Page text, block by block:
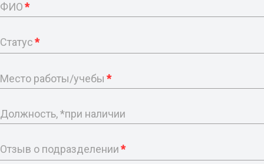
ФИО*
Статус*
Место работы/учебы *
Должность, *при наличии
Отзыв о подразделении*